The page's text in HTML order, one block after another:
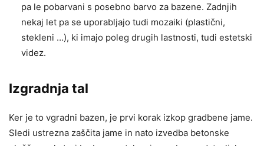
pa le pobarvani s posebno barvo za bazene. Zadnjih
nekaj let pa se uporabljajo tudi mozaiki (plastični,
stekleni …), ki imajo poleg drugih lastnosti, tudi estetski
videz.
Izgradnja tal
Ker je to vgradni bazen, je prvi korak izkop gradbene jame.
Sledi ustrezna zaščita jame in nato izvedba betonske